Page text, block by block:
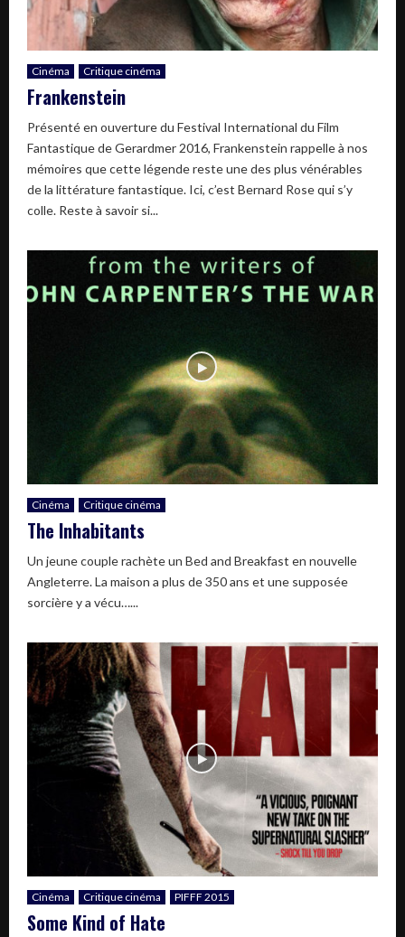
Cinéma Critique cinéma
Frankenstein
Présenté en ouverture du Festival International du Film
Fantastique de Gerardmer 2016, Frankenstein rappelle à nos
mémoires que cette légende reste une des plus vénérables
de la littérature fantastique. Ici, c’est Bernard Rose qui s’y
colle. Reste à savoir si...
Cinéma Critique cinéma
The Inhabitants
Un jeune couple rachète un Bed and Breakfast en nouvelle
Angleterre. La maison a plus de 350 ans et une supposée
sorcière y a vécu…...
Cinéma Critique cinéma PIFFF 2015
Some Kind of Hate